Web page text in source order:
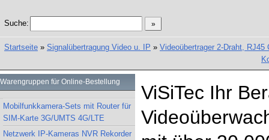
Suche:
Startseite » Signalübertragung Video u. IP » Videoübertrager 2-Draht, RJ45
Warengruppen für Online-Bestellung
Mobilfunkkamera-Sets mit Router für
SIM-Karte 3G/UMTS 4G/LTE
Netzwerk IP-Kameras NVR Rekorder
ViSiTec Ihr